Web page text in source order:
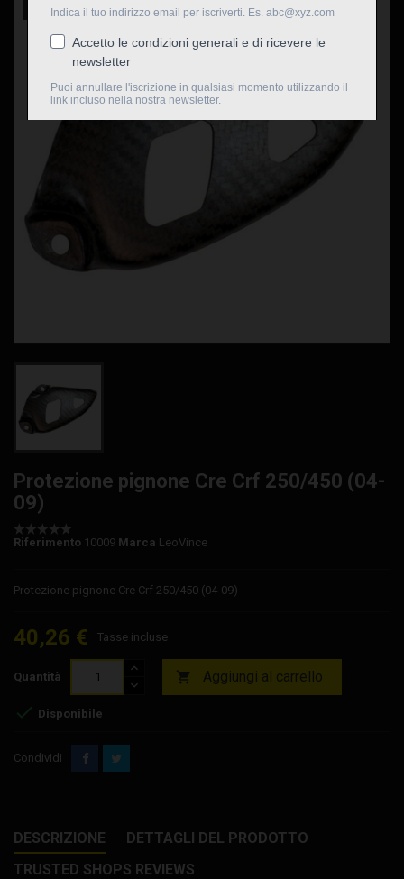
Nuovo
Protezione pignone Cre Crf 250/450 (04-
09)
Riferimento 10009 Marca LeoVince
Protezione pignone Cre Crf 250/450 (04-09)
40,26 € Tasse incluse
Quantità  Aggiungi al carrello
 Disponibile
Condividi
DESCRIZIONE
DETTAGLI DEL PRODOTTO
TRUSTED SHOPS REVIEWS